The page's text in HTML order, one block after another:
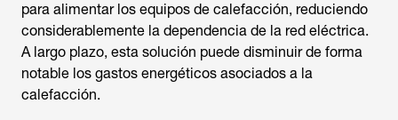
para alimentar los equipos de calefacción, reduciendo
considerablemente la dependencia de la red eléctrica.
A largo plazo, esta solución puede disminuir de forma
notable los gastos energéticos asociados a la
calefacción.